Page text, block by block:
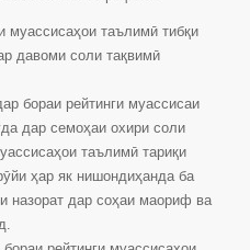
муассисаҳои таълимӣ тибқи
давоми соли тақвимӣ
бораи рейтинги муассисаи
дар семоҳаи охири соли
таълимӣ тариқи
ҳар як нишондиҳанда ба
назорат дар соҳаи маориф ва